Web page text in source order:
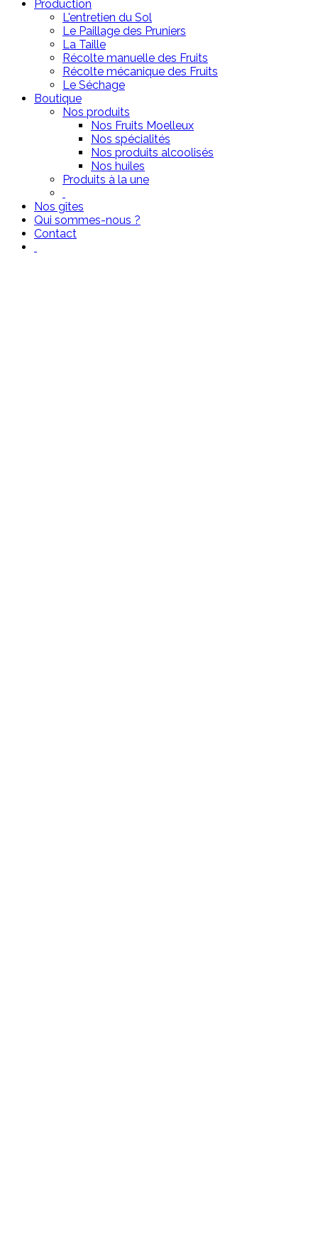
Production
L'entretien du Sol
Le Paillage des Pruniers
La Taille
Récolte manuelle des Fruits
Récolte mécanique des Fruits
Le Séchage
Boutique
Nos produits
Nos Fruits Moelleux
Nos spécialités
Nos produits alcoolisés
Nos huiles
Produits à la une
Nos gîtes
Qui sommes-nous ?
Contact